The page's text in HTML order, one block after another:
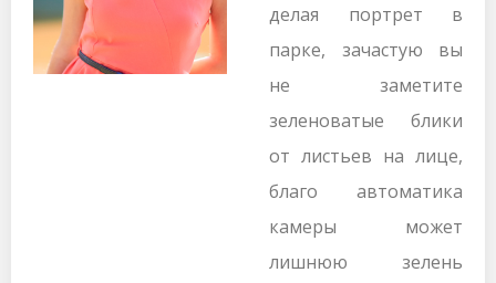
делая портрет в
парке, зачастую вы
не заметите
зеленоватые блики
от листьев на лице,
благо автоматика
камеры может
лишнюю зелень